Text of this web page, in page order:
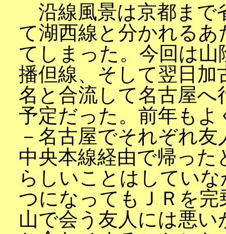
沿線風景は京都まで
て湖西線と分かれる
てしまった。今回は山
播但線、そして翌日加
名と合流して名古屋
予定だった。前年も
－名古屋でそれぞれ
中央本線経由で帰っ
らしいことはしてい
つになってもＪＲを
山で会う友人には悪